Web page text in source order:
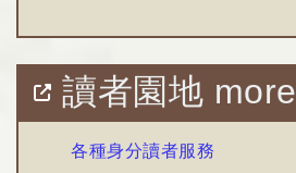
讀者園地 more
各種身分讀者服務